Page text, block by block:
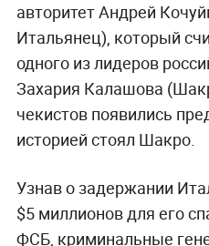
авторитет Андрей
Итальянец), который
одного из лидеров
Захария Калашова
чекистов появились
историей стоял Шакро.
Узнав о задержании
$5 миллионов для его
ФСБ, криминальные